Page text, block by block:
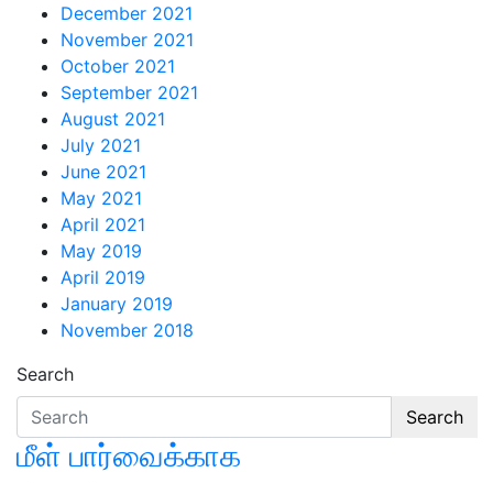
December 2021
November 2021
October 2021
September 2021
August 2021
July 2021
June 2021
May 2021
April 2021
May 2019
April 2019
January 2019
November 2018
Search
Search
மீள் பார்வைக்காக